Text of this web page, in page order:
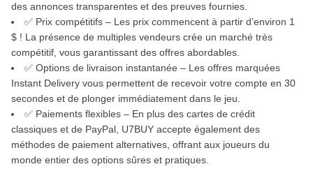
des annonces transparentes et des preuves fournies.
✅ Prix compétitifs – Les prix commencent à partir d’environ 1
$ ! La présence de multiples vendeurs crée un marché très
compétitif, vous garantissant des offres abordables.
✅ Options de livraison instantanée – Les offres marquées
Instant Delivery vous permettent de recevoir votre compte en 30
secondes et de plonger immédiatement dans le jeu.
✅ Paiements flexibles – En plus des cartes de crédit
classiques et de PayPal, U7BUY accepte également des
méthodes de paiement alternatives, offrant aux joueurs du
monde entier des options sûres et pratiques.